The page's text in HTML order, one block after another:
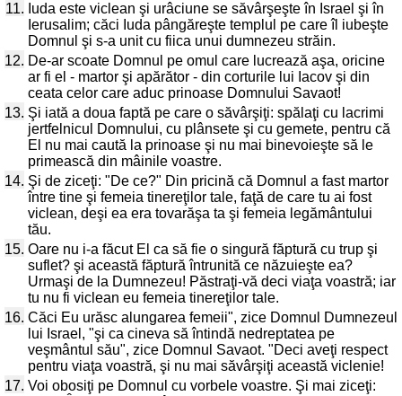
11. Iuda este viclean şi urâciune se săvârşeşte în Israel şi în
Ierusalim; căci Iuda pângăreşte templul pe care îl iubeşte
Domnul şi s-a unit cu fiica unui dumnezeu străin.
12. De-ar scoate Domnul pe omul care lucrează aşa, oricine
ar fi el - martor şi apărător - din corturile lui Iacov şi din
ceata celor care aduc prinoase Domnului Savaot!
13. Şi iată a doua faptă pe care o săvârşiţi: spălaţi cu lacrimi
jertfelnicul Domnului, cu plânsete şi cu gemete, pentru că
El nu mai caută la prinoase şi nu mai binevoieşte să le
primească din mâinile voastre.
14. Şi de ziceţi: "De ce?" Din pricină că Domnul a fast martor
între tine şi femeia tinereţilor tale, faţă de care tu ai fost
viclean, deşi ea era tovarăşa ta şi femeia legământului
tău.
15. Oare nu i-a făcut El ca să fie o singură făptură cu trup şi
suflet? şi această făptură întrunită ce năzuieşte ea?
Urmaşi de la Dumnezeu! Păstraţi-vă deci viaţa voastră; iar
tu nu fi viclean eu femeia tinereţilor tale.
16. Căci Eu urăsc alungarea femeii", zice Domnul Dumnezeul
lui Israel, "şi ca cineva să întindă nedreptatea pe
veşmântul său", zice Domnul Savaot. "Deci aveţi respect
pentru viaţa voastră, şi nu mai săvârşiţi această viclenie!
17. Voi obosiţi pe Domnul cu vorbele voastre. Şi mai ziceţi: